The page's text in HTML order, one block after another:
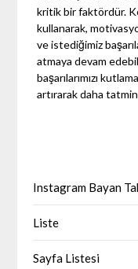
kritik bir faktördür.
kullanarak,
ve istediğimiz
atmaya devam
başarılarımızı
artırarak daha
Instagram Bayan
Liste
Sayfa Listesi